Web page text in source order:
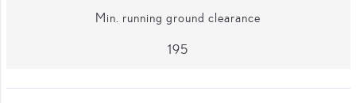
Min. running ground clearance
195